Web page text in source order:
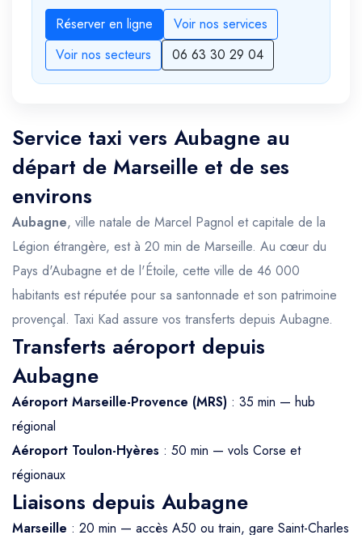
Réserver en ligne
Voir nos services
Voir nos secteurs
06 63 30 29 04
Service taxi vers Aubagne au
départ de Marseille et de ses
environs
Aubagne, ville natale de Marcel Pagnol et capitale de la
Légion étrangère, est à 20 min de Marseille. Au cœur du
Pays d'Aubagne et de l'Étoile, cette ville de 46 000
habitants est réputée pour sa santonnade et son patrimoine
provençal. Taxi Kad assure vos transferts depuis Aubagne.
Transferts aéroport depuis
Aubagne
Aéroport Marseille-Provence (MRS) : 35 min — hub
régional
Aéroport Toulon-Hyères : 50 min — vols Corse et
régionaux
Liaisons depuis Aubagne
Marseille : 20 min — accès A50 ou train, gare Saint-Charles